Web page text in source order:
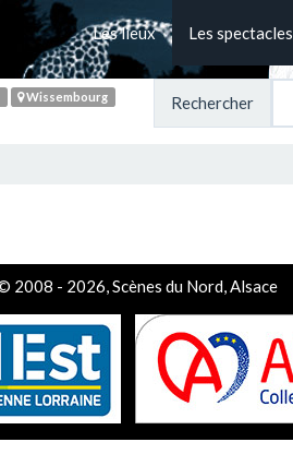
Les lieux Les spectacles
Wissembourg Rechercher
2008 - 2026, Scènes du Nord, Alsace